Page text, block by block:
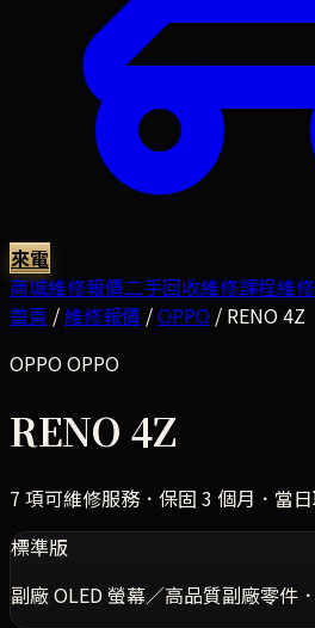
來電
商城維修報價二手回收維修課程維
首頁 /維修報價 /OPPO / RENO 4Z
OPPO OPPO
RENO 4Z
7 項可維修服務．保固 3 個月．當
標準版
副廠 OLED 螢幕／高品質副廠零件